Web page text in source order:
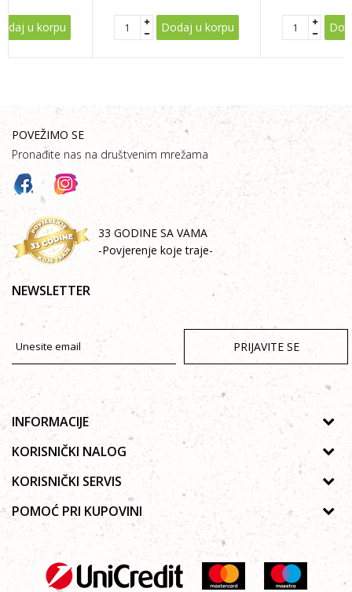
u korpu Dodaj u korpu
POVEŽIMO SE
Pronađite nas na društvenim mrežama
33 GODINE SA VAMA
-Povjerenje koje traje-
NEWSLETTER
PRIJAVITE SE
INFORMACIJE
O nama
Galerija
Saradnja
KORISNIČKI NALOG
Uputstvo za registraciju
Zaboravljena lozinka
Poručivanje
KORISNIČKI SERVIS
Politika privatnosti
Autorska prava
Uslovi korišćenja
Uslovi isporuke
POMOĆ PRI KUPOVINI
Kako kupiti online?
Najčešća pitanja